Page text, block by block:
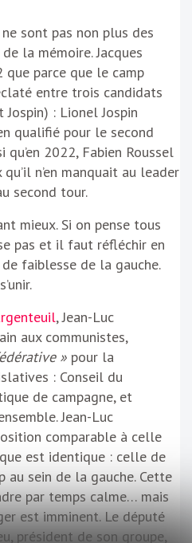
sont pas non plus des
la mémoire. Jacques
que parce que le camp
entre trois candidats
Jospin) : Lionel Jospin
qualifié pour le second
2022, Fabien Roussel
n’en manquait au leader
second tour.
mieux. Si on pense tous
pas et il faut réfléchir en
faiblesse de la gauche.
, Jean-Luc
aux communistes,
» pour la
: Conseil du
de campagne, et
Jean-Luc
comparable à celle
est identique : celle de
au sein de la gauche. Cette
par temps calme… mais
est imminent. Le député
président de son groupe,